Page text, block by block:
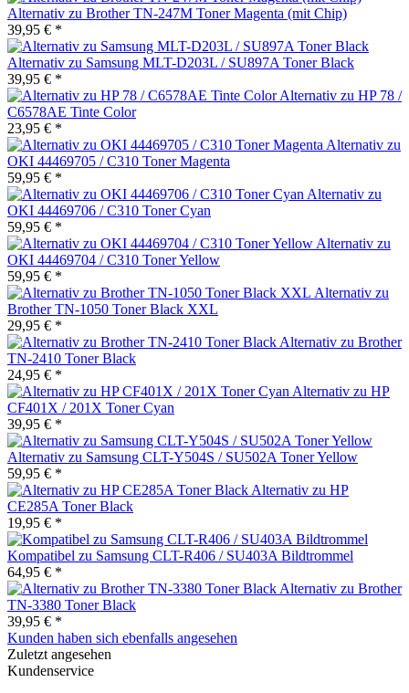
Alternativ zu Brother TN-247M Toner Magenta (mit Chip)
39,95 € *
Alternativ zu Samsung MLT-D203L / SU897A Toner Black
39,95 € *
Alternativ zu HP 78 /
C6578AE Tinte Color
23,95 € *
Alternativ zu
OKI 44469705 / C310 Toner Magenta
59,95 € *
Alternativ zu
OKI 44469706 / C310 Toner Cyan
59,95 € *
Alternativ zu
OKI 44469704 / C310 Toner Yellow
59,95 € *
Alternativ zu
Brother TN-1050 Toner Black XXL
29,95 € *
Alternativ zu Brother
TN-2410 Toner Black
24,95 € *
Alternativ zu HP
CF401X / 201X Toner Cyan
39,95 € *
Alternativ zu Samsung CLT-Y504S / SU502A Toner Yellow
59,95 € *
Alternativ zu HP
CE285A Toner Black
19,95 € *
Kompatibel zu Samsung CLT-R406 / SU403A Bildtrommel
64,95 € *
Alternativ zu Brother
TN-3380 Toner Black
39,95 € *
Kunden haben sich ebenfalls angesehen
Zuletzt angesehen
Kundenservice